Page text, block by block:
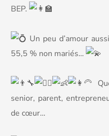
BEP.
Un peu d’amour
55,5 % non mariés…
senior, parent,
de cœur…